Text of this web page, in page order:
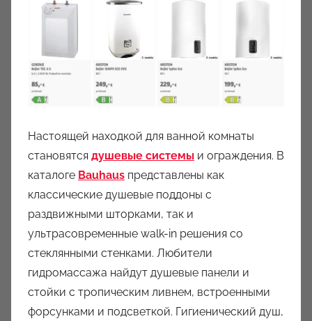
Настоящей находкой для ванной комнаты
становятся душевые системы и ограждения. В
каталоге Bauhaus представлены как
классические душевые поддоны с
раздвижными шторками, так и
ультрасовременные walk-in решения со
стеклянными стенками. Любители
гидромассажа найдут душевые панели и
стойки с тропическим ливнем, встроенными
форсунками и подсветкой. Гигиенический душ,